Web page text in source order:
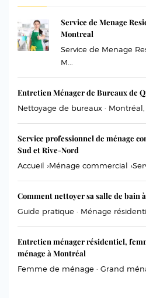
Service de Menage
Montreal
Service de Menage
M...
Entretien Ménager de Bureaux de
Nettoyage de bureaux · Montréal,
Service professionnel de ménage
Sud et Rive-Nord
Accueil ›Ménage commercial
Comment nettoyer sa salle de bain
Guide pratique · Ménage
Entretien ménager résidentiel,
ménage à Montréal
Femme de ménage · Grand